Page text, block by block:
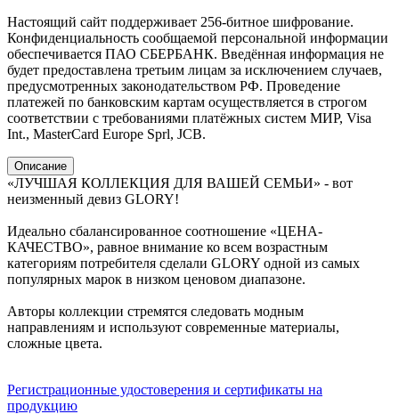
Настоящий сайт поддерживает 256-битное шифрование.
Конфиденциальность сообщаемой персональной информации
обеспечивается ПАО СБЕРБАНК. Введённая информация не
будет предоставлена третьим лицам за исключением случаев,
предусмотренных законодательством РФ. Проведение
платежей по банковским картам осуществляется в строгом
соответствии с требованиями платёжных систем МИР, Visa
Int., MasterCard Europe Sprl, JCB.
Описание
«ЛУЧШАЯ КОЛЛЕКЦИЯ ДЛЯ ВАШЕЙ СЕМЬИ» - вот
неизменный девиз GLORY!
Идеально сбалансированное соотношение «ЦЕНА-
КАЧЕСТВО», равное внимание ко всем возрастным
категориям потребителя сделали GLORY одной из самых
популярных марок в низком ценовом диапазоне.
Авторы коллекции стремятся следовать модным
направлениям и используют современные материалы,
сложные цвета.
Регистрационные удостоверения и сертификаты на
продукцию